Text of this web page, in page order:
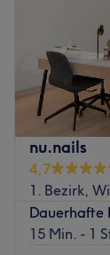
nu.nails
4,7
1. Bezirk,
Dauerhafte
15 Min. - 1